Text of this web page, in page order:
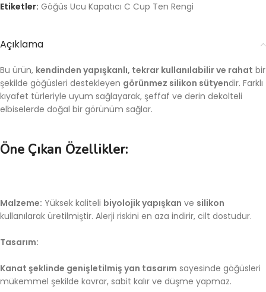
Etiketler: Göğüs Ucu Kapatıcı C Cup Ten Rengi
Açıklama
Bu ürün, kendinden yapışkanlı, tekrar kullanılabilir ve rahat bir
şekilde göğüsleri destekleyen görünmez silikon sütyendir. Farklı
kıyafet türleriyle uyum sağlayarak, şeffaf ve derin dekolteli
elbiselerde doğal bir görünüm sağlar.
Öne Çıkan Özellikler:
Malzeme: Yüksek kaliteli biyolojik yapışkan ve silikon
kullanılarak üretilmiştir. Alerji riskini en aza indirir, cilt dostudur.
Tasarım:
Kanat şeklinde genişletilmiş yan tasarım sayesinde göğüsleri
mükemmel şekilde kavrar, sabit kalır ve düşme yapmaz.